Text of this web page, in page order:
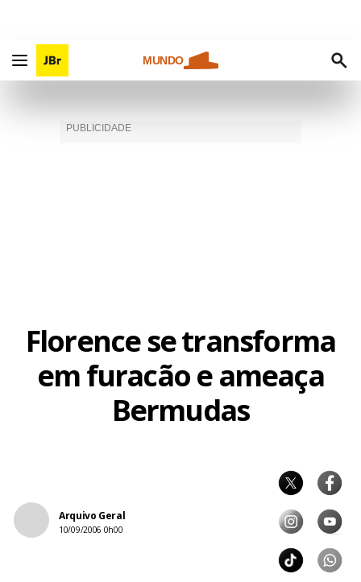
MUNDO
Florence se transforma
em furacão e ameaça
Bermudas
Arquivo Geral
10/09/2006 0h00